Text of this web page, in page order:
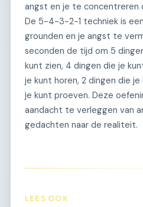
angst en je te concentreren
De 5-4-3-2-1 techniek is
grounden en je angst te
seconden de tijd om 5
kunt zien, 4 dingen die je
je kunt horen, 2 dingen die je
je kunt proeven. Deze
aandacht te verleggen van
gedachten naar de realiteit.
LEES OOK